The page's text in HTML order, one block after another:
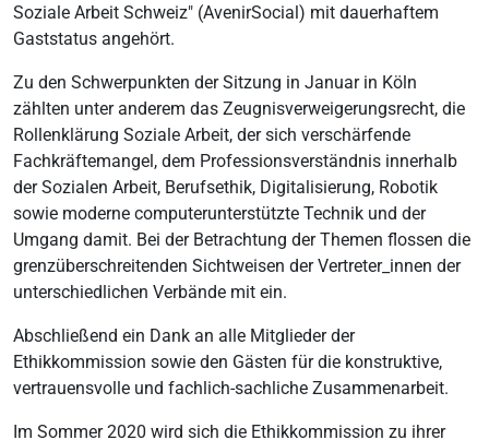
Soziale Arbeit Schweiz" (AvenirSocial) mit dauerhaftem
Gaststatus angehört.
Zu den Schwerpunkten der Sitzung in Januar in Köln
zählten unter anderem das Zeugnisverweigerungsrecht, die
Rollenklärung Soziale Arbeit, der sich verschärfende
Fachkräftemangel, dem Professionsverständnis innerhalb
der Sozialen Arbeit, Berufsethik, Digitalisierung, Robotik
sowie moderne computerunterstützte Technik und der
Umgang damit. Bei der Betrachtung der Themen flossen die
grenzüberschreitenden Sichtweisen der Vertreter_innen der
unterschiedlichen Verbände mit ein.
Abschließend ein Dank an alle Mitglieder der
Ethikkommission sowie den Gästen für die konstruktive,
vertrauensvolle und fachlich-sachliche Zusammenarbeit.
Im Sommer 2020 wird sich die Ethikkommission zu ihrer